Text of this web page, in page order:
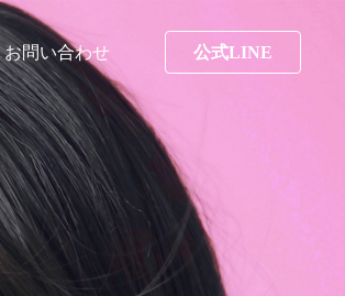
お問い合わせ 公式LINE